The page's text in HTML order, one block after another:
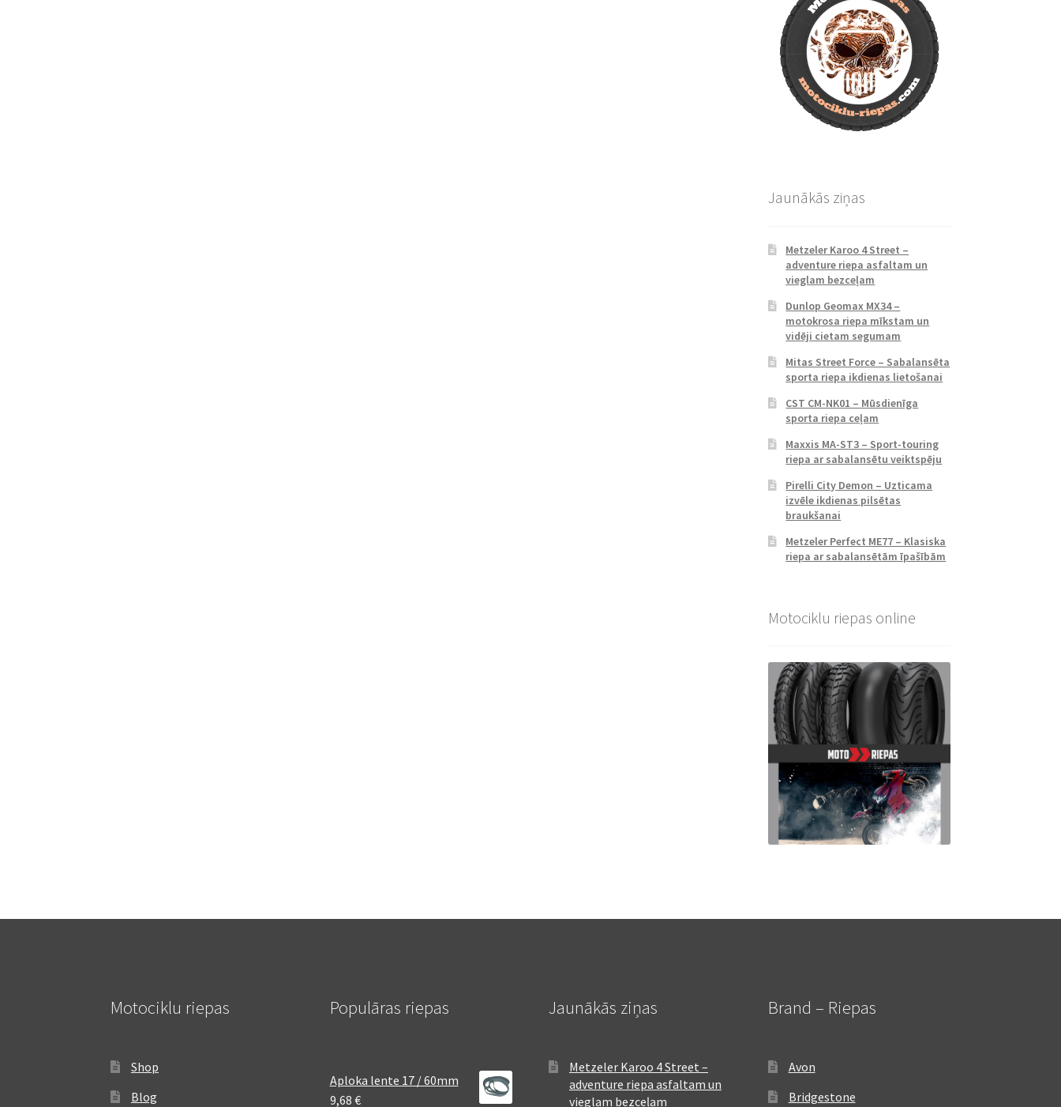
Jaunākās ziņas
Metzeler Karoo 4 Street –
adventure riepa asfaltam un
vieglam bezceļam
Dunlop Geomax MX34 –
motokrosa riepa mīkstam un
vidēji cietam segumam
Mitas Street Force – Sabalansēta
sporta riepa ikdienas lietošanai
CST CM-NK01 – Mūsdienīga
sporta riepa ceļam
Maxxis MA-ST3 – Sport-touring
riepa ar sabalansētu veiktspēju
Pirelli City Demon – Uzticama
izvēle ikdienas pilsētas
braukšanai
Metzeler Perfect ME77 – Klasiska
riepa ar sabalansētām īpašībām
Motociklu riepas online
Motociklu riepas
Shop
Blog
Populāras riepas
Aploka lente 17 / 60mm
9,68 €
Jaunākās ziņas
Metzeler Karoo 4 Street –
adventure riepa asfaltam un
vieglam bezceļam
Brand – Riepas
Avon
Bridgestone